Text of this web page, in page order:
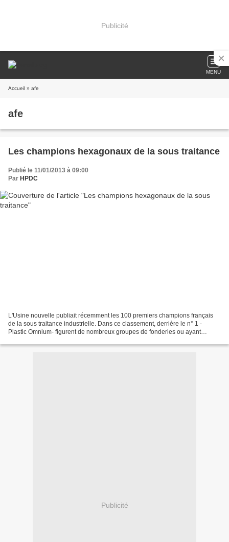
Publicité
MENU
Accueil » afe
afe
Les champions hexagonaux de la sous traitance
Publié le 11/01/2013 à 09:00
Par HPDC
L'Usine nouvelle publiait récemment les 100 premiers champions français
de la sous traitance industrielle. Dans ce classement, derrière le n° 1 -
Plastic Omnium- figurent de nombreux groupes de fonderies ou ayant
Publicité